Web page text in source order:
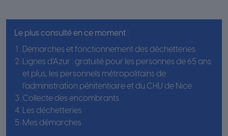
Le plus consulté en ce moment :
Démarches et fonctionnement des déchetteries
Lignes d’Azur : gratuité pour les personnes de 65 ans
et plus, les personnels métropolitains de
l’administration pénitentiaire et du CHU de Nice
Collecte des encombrants
Les déchetteries
Mes démarches